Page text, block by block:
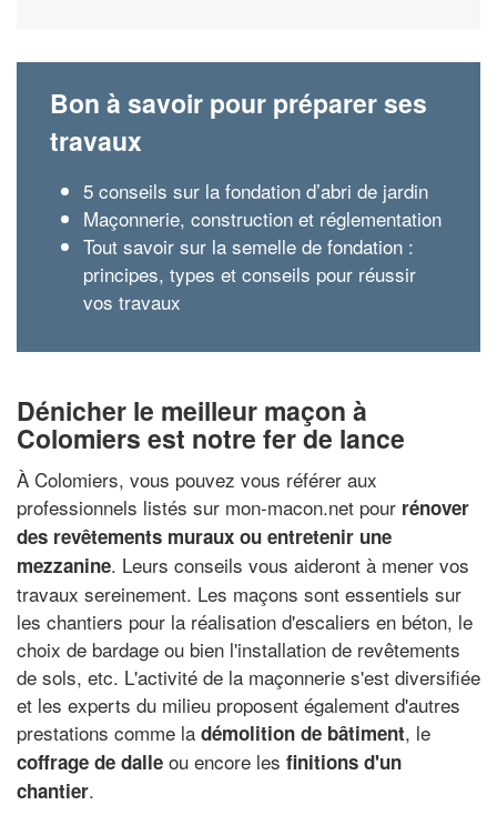
Bon à savoir pour préparer ses
travaux
5 conseils sur la fondation d’abri de jardin
Maçonnerie, construction et réglementation
Tout savoir sur la semelle de fondation :
principes, types et conseils pour réussir
vos travaux
Dénicher le meilleur maçon à
Colomiers est notre fer de lance
À Colomiers, vous pouvez vous référer aux
professionnels listés sur mon-macon.net pour rénover
des revêtements muraux ou entretenir une
mezzanine. Leurs conseils vous aideront à mener vos
travaux sereinement. Les maçons sont essentiels sur
les chantiers pour la réalisation d'escaliers en béton, le
choix de bardage ou bien l'installation de revêtements
de sols, etc. L'activité de la maçonnerie s'est diversifiée
et les experts du milieu proposent également d'autres
prestations comme la démolition de bâtiment, le
coffrage de dalle ou encore les finitions d'un
chantier.